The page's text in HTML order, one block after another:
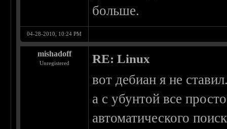
больше.
04-28-2010, 10:24 PM
mishadoff
Unregistered RE: Linux
вот дебиан я не
а с убунтой все
автоматического